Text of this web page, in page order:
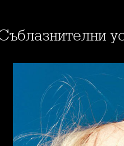
Съблазнителни